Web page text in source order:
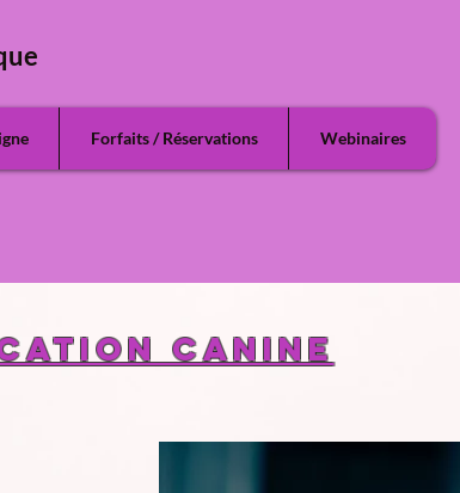
Forfaits / Réservations Webinaires
canine